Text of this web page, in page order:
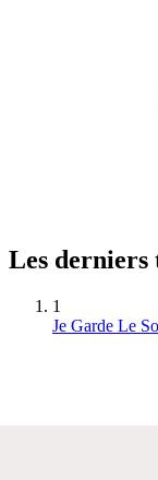
Les derniers
1
Je Garde Le